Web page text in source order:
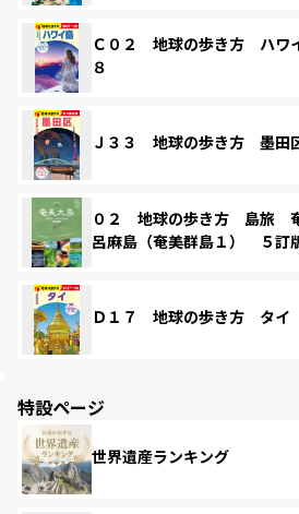
Ｃ０２ 地球の歩き方 ハワ
８
Ｊ３３ 地球の歩き方 墨田
０２ 地球の歩き方 島旅
呂麻島（奄美群島１） ５訂
Ｄ１７ 地球の歩き方 タイ
特設ページ
世界遺産ランキング